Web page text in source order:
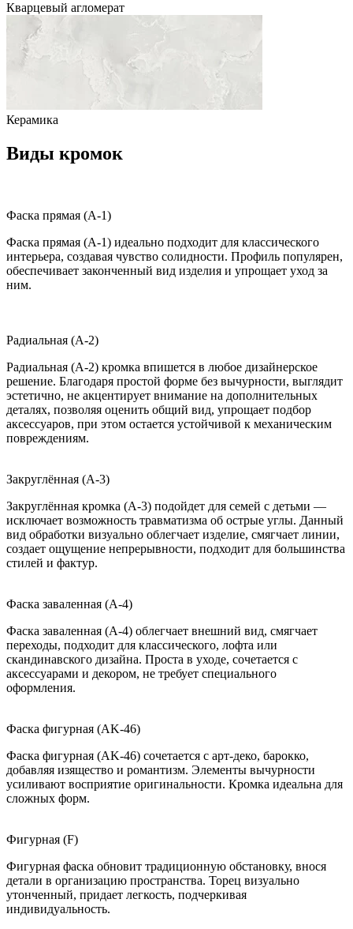
Кварцевый агломерат
Керамика
Виды кромок
Фаска прямая (A-1)
Фаска прямая (A-1) идеально подходит для классического
интерьера, создавая чувство солидности. Профиль популярен,
обеспечивает законченный вид изделия и упрощает уход за
ним.
Радиальная (A-2)
Радиальная (A-2) кромка впишется в любое дизайнерское
решение. Благодаря простой форме без вычурности, выглядит
эстетично, не акцентирует внимание на дополнительных
деталях, позволяя оценить общий вид, упрощает подбор
аксессуаров, при этом остается устойчивой к механическим
повреждениям.
Закруглённая (A-3)
Закруглённая кромка (A-3) подойдет для семей с детьми —
исключает возможность травматизма об острые углы. Данный
вид обработки визуально облегчает изделие, смягчает линии,
создает ощущение непрерывности, подходит для большинства
стилей и фактур.
Фаска заваленная (A-4)
Фаска заваленная (A-4) облегчает внешний вид, смягчает
переходы, подходит для классического, лофта или
скандинавского дизайна. Проста в уходе, сочетается с
аксессуарами и декором, не требует специального
оформления.
Фаска фигурная (AK-46)
Фаска фигурная (AK-46) сочетается с арт-деко, барокко,
добавляя изящество и романтизм. Элементы вычурности
усиливают восприятие оригинальности. Кромка идеальна для
сложных форм.
Фигурная (F)
Фигурная фаска обновит традиционную обстановку, внося
детали в организацию пространства. Торец визуально
утонченный, придает легкость, подчеркивая
индивидуальность.